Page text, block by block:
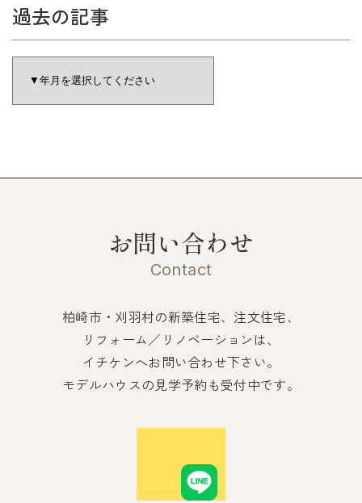
過去の記事
お問い合わせ
Contact
柏崎市・刈羽村の新築住宅、注文住宅、
リフォーム／リノベーションは、
イチケンへお問い合わせ下さい。
モデルハウスの見学予約も受付中です。